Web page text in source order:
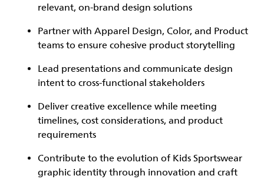
relevant, on-brand design solutions
Partner with Apparel Design, Color, and Product
teams to ensure cohesive product storytelling
Lead presentations and communicate design
intent to cross-functional stakeholders
Deliver creative excellence while meeting
timelines, cost considerations, and product
requirements
Contribute to the evolution of Kids Sportswear
graphic identity through innovation and craft